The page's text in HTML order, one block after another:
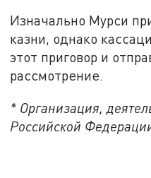
Изначально Мурси
казни, однако
этот приговор и
рассмотрение.
* Организация,
Российской